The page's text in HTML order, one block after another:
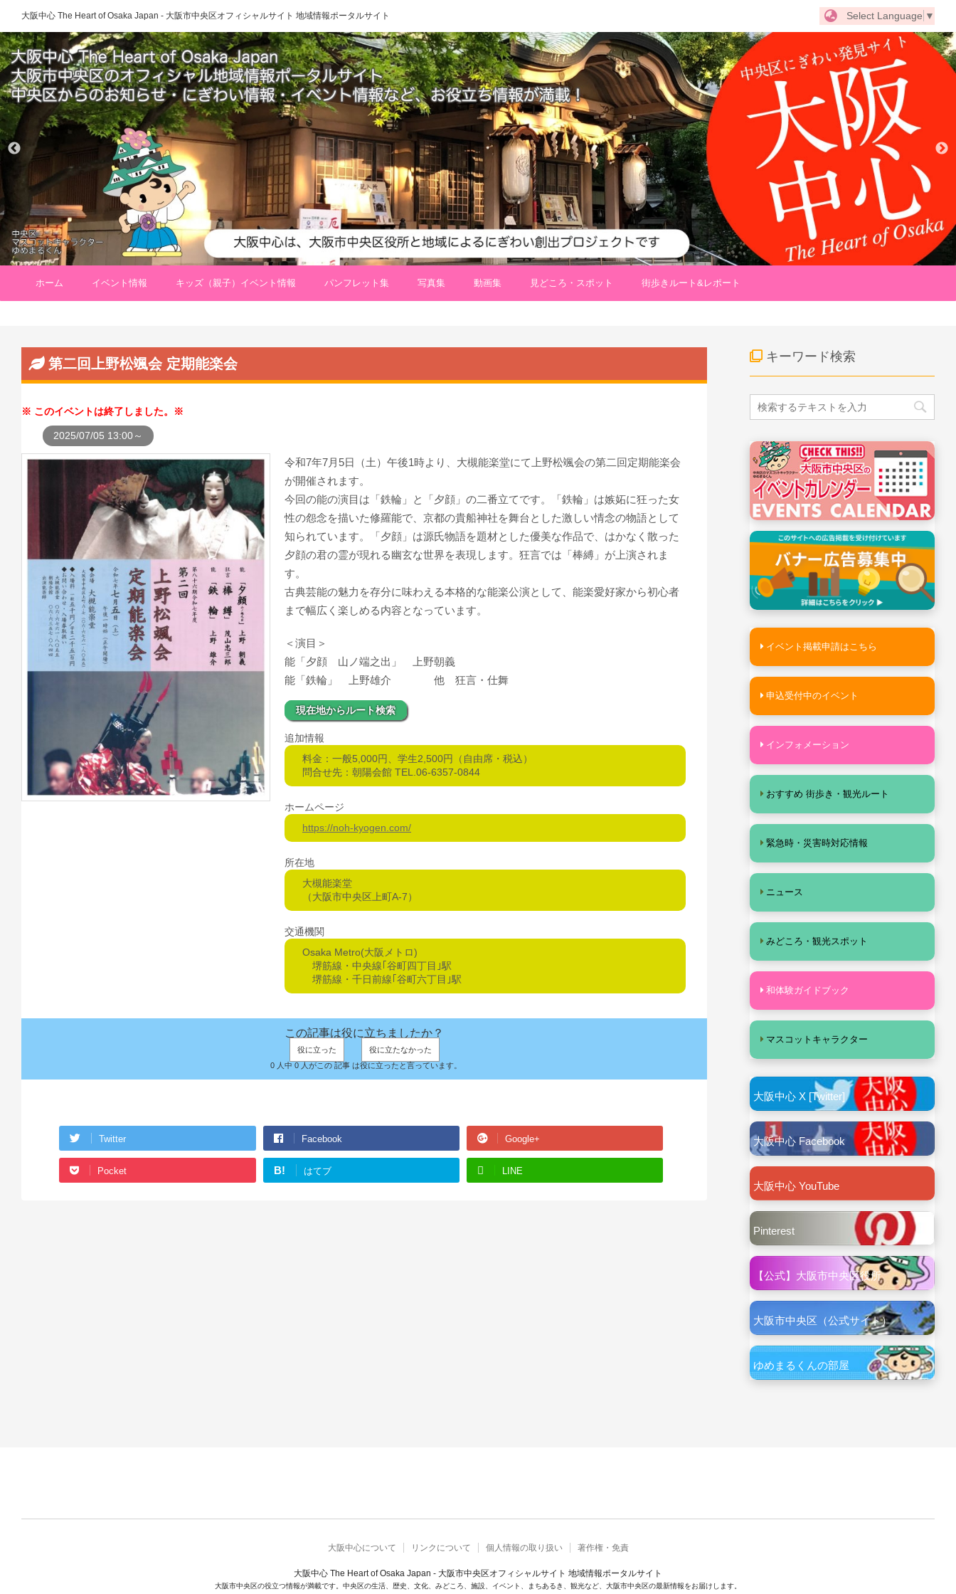
大阪中心 The Heart of Osaka Japan - 大阪市中央区オフィシャルサイト 地域情報ポータルサイト Select Language ▼
ホーム イベント情報 キッズ（親子）イベント情報 パンフレット集 写真集 動画集 見どころ・スポット 街歩きルート&レポート
第二回上野松颯会 定期能楽会
このイベントは終了しました。
2025/07/05 13:00～
令和7年7月5日（土）午後1時より、大槻能楽堂にて上野松颯会の第二回定期能楽会
が開催されます。
今回の能の演目は「鉄輪」と「夕顔」の二番立てです。「鉄輪」は嫉妬に狂った女
性の怨念を描いた修羅能で、京都の貴船神社を舞台とした激しい情念の物語として
知られています。「夕顔」は源氏物語を題材とした優美な作品で、はかなく散った
夕顔の君の霊が現れる幽玄な世界を表現します。狂言では「棒縛」が上演されま
す。
古典芸能の魅力を存分に味わえる本格的な能楽公演として、能楽愛好家から初心者
まで幅広く楽しめる内容となっています。
＜演目＞
能「夕顔 山ノ端之出」 上野朝義
能「鉄輪」 上野雄介 他 狂言・仕舞
現在地からルート検索
追加情報
料金：一般5,000円、学生2,500円（自由席・税込）
問合せ先：朝陽会館 TEL.06-6357-0844
ホームページ
https://noh-kyogen.com/
所在地
大槻能楽堂
（大阪市中央区上町A-7）
交通機関
Osaka Metro(大阪メトロ)
堺筋線・中央線｢谷町四丁目｣駅
堺筋線・千日前線｢谷町六丁目｣駅
この記事は役に立ちましたか？
役に立った
役に立たなかった
0 人中 0 人がこの 記事 は役に立ったと言っています。
Twitter Facebook Google+
Pocket B! はてブ LINE
キーワード検索
イベント掲載申請はこちら
申込受付中のイベント
インフォメーション
おすすめ 街歩き・観光ルート
緊急時・災害時対応情報
ニュース
みどころ・観光スポット
和体験ガイドブック
マスコットキャラクター
大阪中心 X [Twitter]
大阪中心 Facebook
大阪中心 YouTube
Pinterest
【公式】大阪市中央区役所
大阪市中央区（公式サイト）
ゆめまるくんの部屋
大阪中心について リンクについて 個人情報の取り扱い 著作権・免責
大阪中心 The Heart of Osaka Japan - 大阪市中央区オフィシャルサイト 地域情報ポータルサイト
大阪市中央区の役立つ情報が満載です。中央区の生活、歴史、文化、みどころ、施設、イベント、まちあるき、観光など、大阪市中央区の最新情報をお届けします。